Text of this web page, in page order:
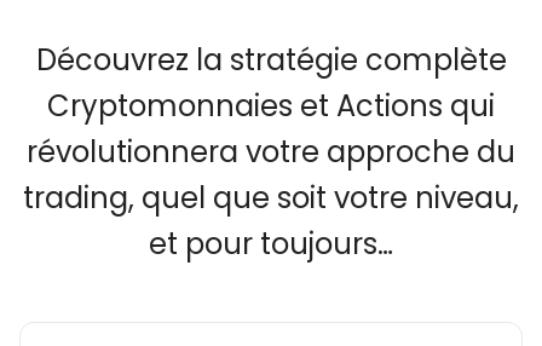
Découvrez la stratégie complète
Cryptomonnaies et Actions qui
révolutionnera votre approche du
trading, quel que soit votre niveau,
et pour toujours…